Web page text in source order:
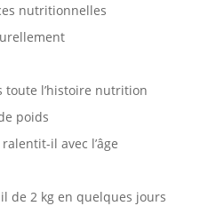
nutritionnelles
toute l’histoire nutrition
poids
il avec l’âge
de 2 kg en quelques jours